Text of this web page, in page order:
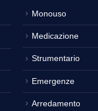
Monouso
Medicazione
Strumentario
Emergenze
Arredamento